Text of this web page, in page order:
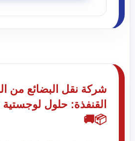
شركة نقل البضائع من
القنفذة: حلول لوجستية
📦🚚